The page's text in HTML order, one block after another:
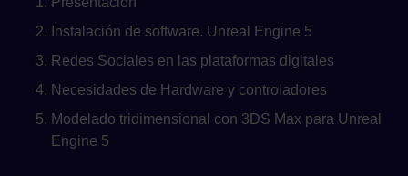
Instalación de software. Unreal Engine 5
Redes Sociales en las plataformas digitales
Necesidades de Hardware y controladores
Modelado tridimensional con 3DS Max para Unreal
Engine 5